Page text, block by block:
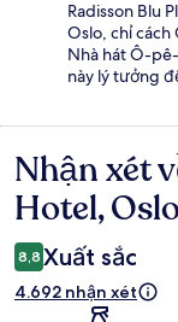
Radisson Blu
Oslo, chỉ
Nhà hát Ô-
này lý tưởng
Nhận
xét
Nhận xét
Hotel,
8,8 Xuất sắc
4.692 nhận xét